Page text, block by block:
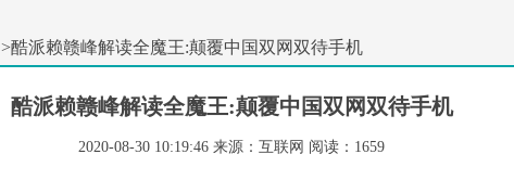
>酷派赖赣峰解读全魔王:颠覆中国双网双待手机
酷派赖赣峰解读全魔王:颠覆中国双网双待手机
2020-08-30 10:19:46 来源：互联网 阅读：1659